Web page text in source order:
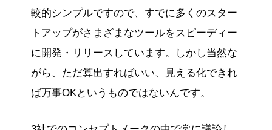
較的シンプルですので、すでに多くのスター
トアップがさまざまなツールをスピーディー
に開発・リリースしています。しかし当然な
がら、ただ算出すればいい、見える化できれ
ば万事OKというものではないんです。